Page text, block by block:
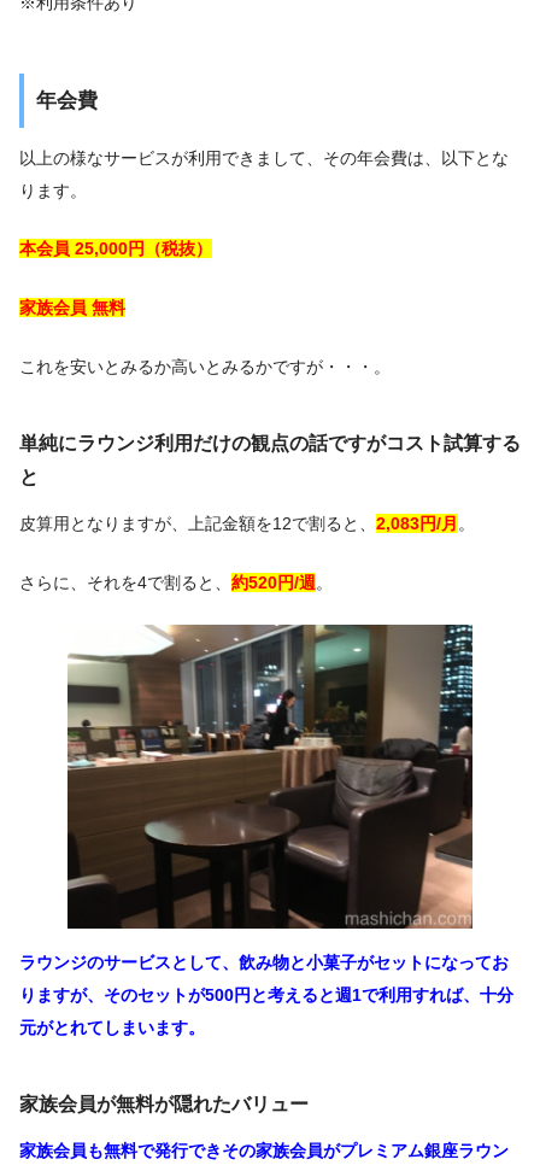
年会費
以上の様なサービスが利用できまして、その年会費は、以下とな
ります。
本会員 25,000円（税抜）
家族会員 無料
これを安いとみるか高いとみるかですが・・・。
単純にラウンジ利用だけの観点の話ですがコスト試算する
と
皮算用となりますが、上記金額を12で割ると、 2,083円/月 。
さらに、それを4で割ると、 約520円/週。
ラウンジのサービスとして、飲み物と小菓子がセットになってお
りますが、 そのセットが500円と考えると週1で利用すれば、十分
元がとれてしまいます。
家族会員が無料が隠れたバリュー
家族会員も無料で発行できその家族会員がプレミアム銀座ラウン